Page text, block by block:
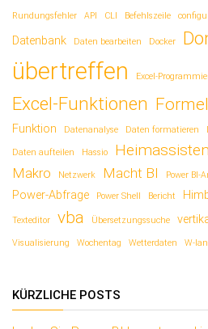
Rundungsfehler API CLI Befehlszeile
Datenbank Daten bearbeiten Docker
übertreffen Excel-
Excel-Funktionen
Funktion Datenanalyse Daten formatieren
Daten aufteilen Hassio
Makro Netzwerk Macht BI Power BI-
Power-Abfrage Power Shell Bericht
Texteditor vba Übersetzungssuche
Visualisierung Wochentag Wetterdaten W-lan
KÜRZLICHE POSTS